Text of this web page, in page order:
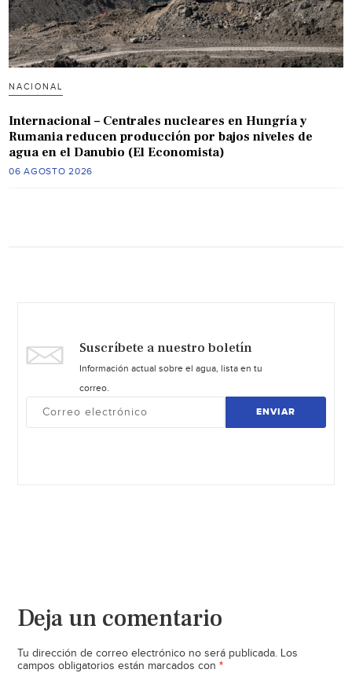
NACIONAL
Internacional – Centrales nucleares en Hungría y
Rumania reducen producción por bajos niveles de
agua en el Danubio (El Economista)
06 AGOSTO 2026
Suscríbete a nuestro boletín
Información actual sobre el agua, lista en tu
correo.
ENVIAR
Deja un comentario
Tu dirección de correo electrónico no será publicada. Los
campos obligatorios están marcados con *